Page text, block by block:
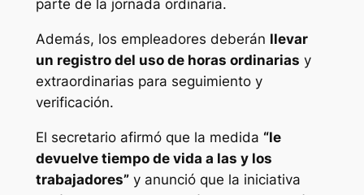
parte de la jornada ordinaria.
Además, los empleadores deberán llevar
un registro del uso de horas ordinarias y
extraordinarias para seguimiento y
verificación.
El secretario afirmó que la medida “le
devuelve tiempo de vida a las y los
trabajadores”y anunció que la iniciativa